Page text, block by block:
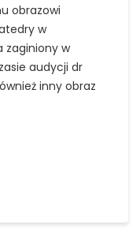
obrazowi
w
zaginiony w
audycji dr
inny obraz